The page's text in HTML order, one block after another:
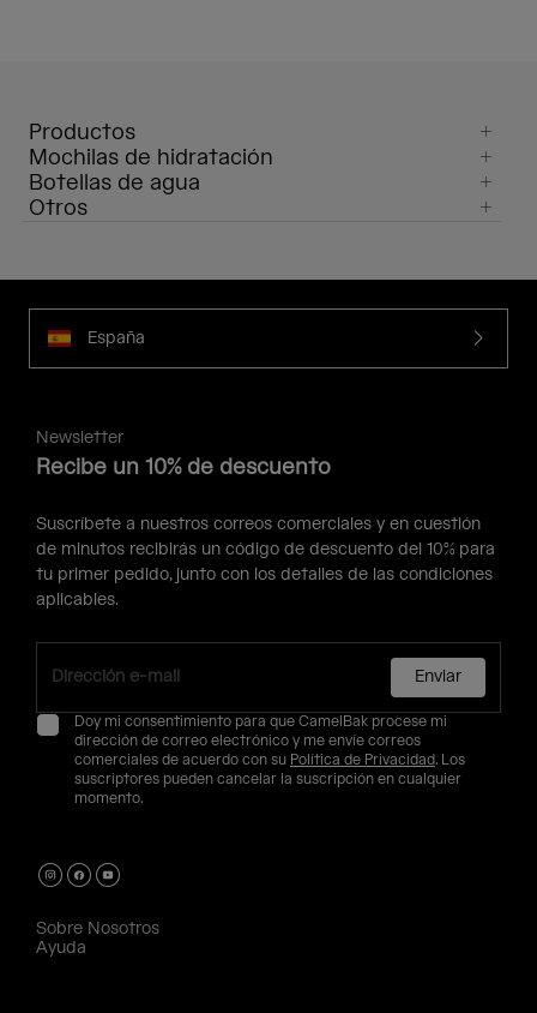
Productos
Mochilas de hidratación
Botellas de agua
Otros
España
Newsletter
Recibe un 10% de descuento
Suscríbete a nuestros correos comerciales y en cuestión
de minutos recibirás un código de descuento del 10% para
tu primer pedido, junto con los detalles de las condiciones
aplicables.
Enviar
Doy mi consentimiento para que CamelBak procese mi
dirección de correo electrónico y me envíe correos
comerciales de acuerdo con su Política de Privacidad. Los
suscriptores pueden cancelar la suscripción en cualquier
momento.
Sobre Nosotros
Ayuda